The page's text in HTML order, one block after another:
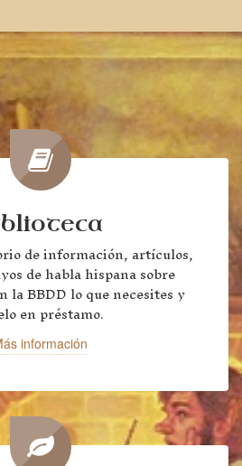
de información, artículos,
de habla hispana sobre
la BBDD lo que necesites y
en préstamo.
información